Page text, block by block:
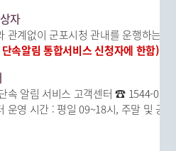
자
관계없이 군포시청 관내를 운행하는
속알림 통합서비스 신청자에 한함)
속 알림 서비스 고객센터 ☎ 1544-0193
운영 시간 : 평일 09~18시, 주말 및 공